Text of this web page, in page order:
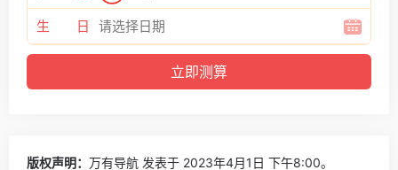
生 日
版权声明： 万有导航 发表于 2023年4月1日 下午8:00。